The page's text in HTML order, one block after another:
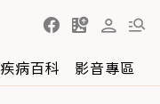
疾病百科 影音專區